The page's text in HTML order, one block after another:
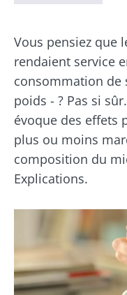
Vous pensiez que
rendaient service
consommation de
poids - ? Pas si
évoque des effets
plus ou moins
composition du
Explications.